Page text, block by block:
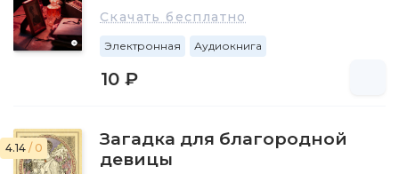
Скачать бесплатно
Электронная Аудиокнига
10 ₽
4.14 / 0
Загадка для благородной
девицы